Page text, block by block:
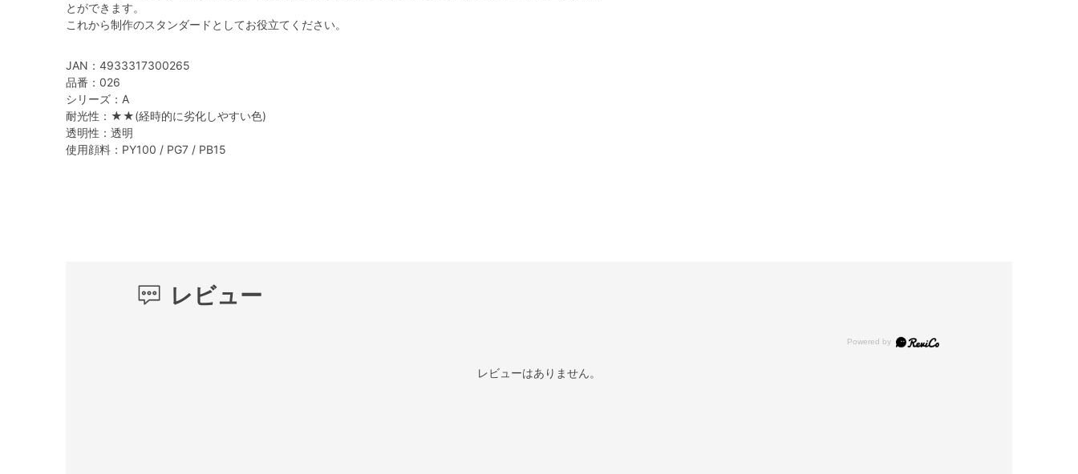
とができます。
これから制作のスタンダードとしてお役立てください。
JAN：4933317300265
品番：026
シリーズ：A
耐光性：★★(経時的に劣化しやすい色)
透明性：透明
使用顔料：PY100 / PG7 / PB15
レビュー
レビューはありません。